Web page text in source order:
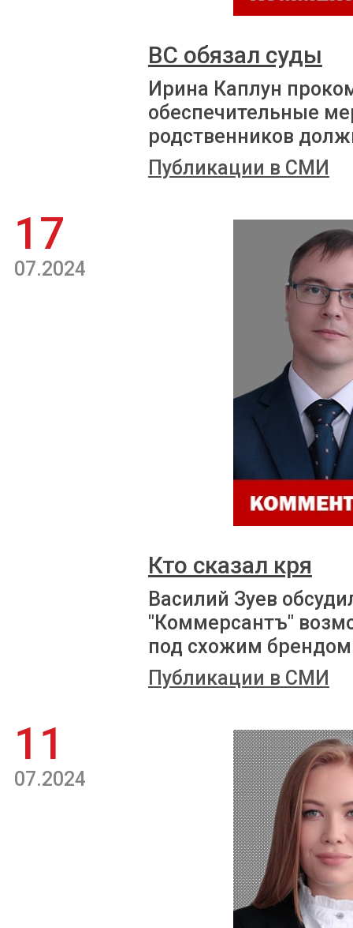
ВС обязал суды
Ирина Каплун
обеспечительные
родственников
Публикации в СМИ
17
07.2024
Кто сказал кря
Василий Зуев
"Коммерсантъ"
под схожим брендом
Публикации в СМИ
11
07.2024